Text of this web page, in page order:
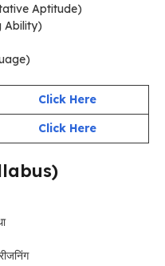
Aptitude)
Ability)
Click Here
Click Here